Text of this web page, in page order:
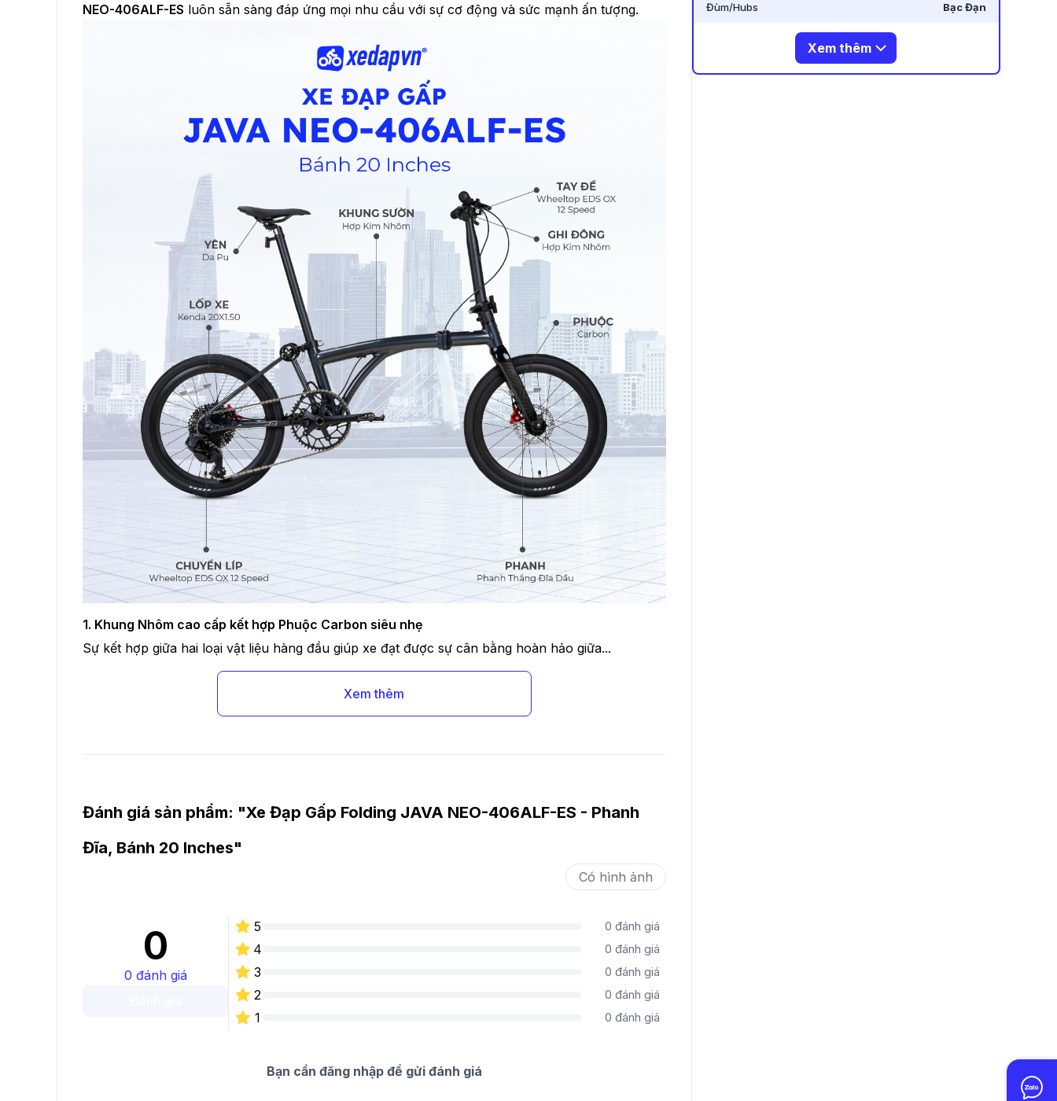
NEO-406ALF-ES luôn sẵn sàng đáp ứng mọi nhu cầu với sự cơ động và sức mạnh ấn tượng.
1. Khung Nhôm cao cấp kết hợp Phuộc Carbon siêu nhẹ
Sự kết hợp giữa hai loại vật liệu hàng đầu giúp xe đạt được sự cân bằng hoàn hảo giữa...
Xem thêm
Đánh giá sản phẩm: "Xe Đạp Gấp Folding JAVA NEO-406ALF-ES - Phanh
Đĩa, Bánh 20 Inches"
Có hình ảnh
0
0 đánh giá
5 0 đánh giá
4 0 đánh giá
3 0 đánh giá
2 0 đánh giá
1 0 đánh giá
Bạn cần đăng nhập để gửi đánh giá
Đùm/Hubs Bạc Đạn
Xem thêm